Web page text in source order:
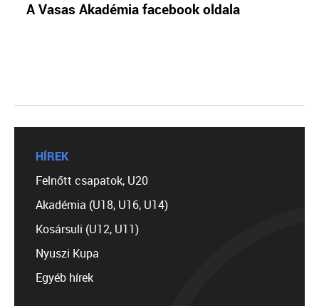
A Vasas Akadémia facebook oldala
HÍREK
Felnőtt csapatok, U20
Akadémia (U18, U16, U14)
Kosársuli (U12, U11)
Nyuszi Kupa
Egyéb hírek